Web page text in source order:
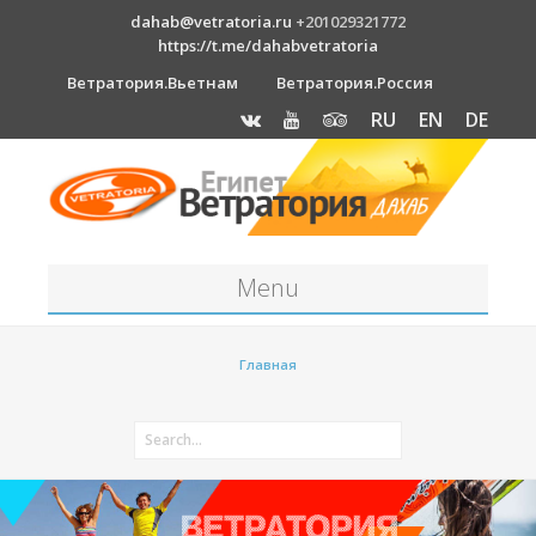
dahab@vetratoria.ru +201029321772
https://t.me/dahabvetratoria
Ветратория.Вьетнам
Ветратория.Россия
RU EN DE
Menu
Как к нам добраться?
Отель Canion
Главная